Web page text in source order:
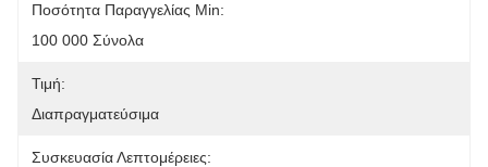
Ποσότητα Παραγγελίας Min:
100 000 Σύνολα
Τιμή:
Διαπραγματεύσιμα
Συσκευασία Λεπτομέρειες: